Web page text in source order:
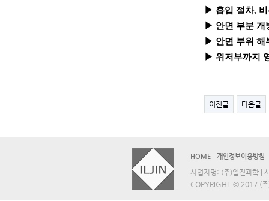
▶ 흡입 절차,
▶ 안면 부분 개
▶ 안면 부위 해
▶ 위저부까지
이전글 다음글
HOME 개인정보이용방침
사업자명: (주)일진과학 |
COPYRIGHT © 2017 (